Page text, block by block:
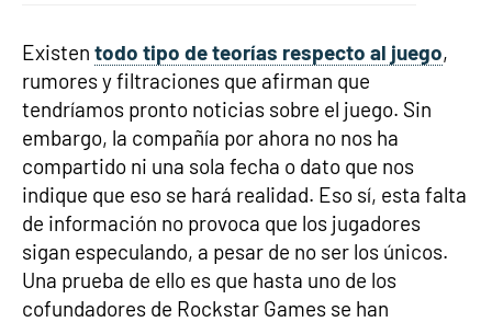
Existen todo tipo de teorías respecto al juego,
rumores y filtraciones que afirman que
tendríamos pronto noticias sobre el juego. Sin
embargo, la compañía por ahora no nos ha
compartido ni una sola fecha o dato que nos
indique que eso se hará realidad. Eso sí, esta falta
de información no provoca que los jugadores
sigan especulando, a pesar de no ser los únicos.
Una prueba de ello es que hasta uno de los
cofundadores de Rockstar Games se han